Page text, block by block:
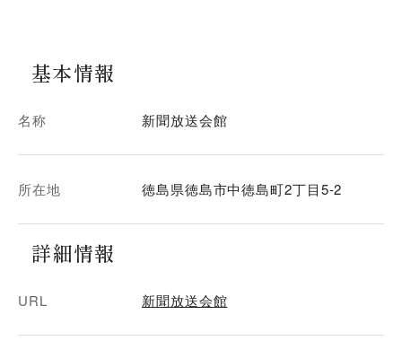
基本情報
名称 新聞放送会館
所在地 徳島県徳島市中徳島町2丁目5-2
詳細情報
URL 新聞放送会館